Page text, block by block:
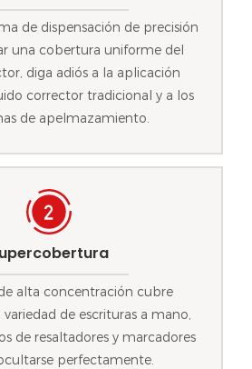
de dispensación de precisión
una cobertura uniforme del
diga adiós a la aplicación
corrector tradicional y a los
de apelmazamiento.
alta concentración cubre
de escrituras a mano,
de resaltadores y marcadores
perfectamente.